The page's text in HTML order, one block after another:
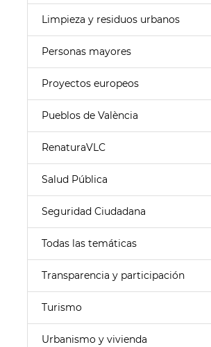
Limpieza y residuos urbanos
Personas mayores
Proyectos europeos
Pueblos de València
RenaturaVLC
Salud Pública
Seguridad Ciudadana
Todas las temáticas
Transparencia y participación
Turismo
Urbanismo y vivienda